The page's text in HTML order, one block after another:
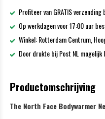
Profiteer van GRATIS
Op werkdagen voor 17:00 uur
Winkel: Rotterdam Centrum,
Door drukte bij Post NL mogelijk
Productomschrijving
The North Face Bodywarmer